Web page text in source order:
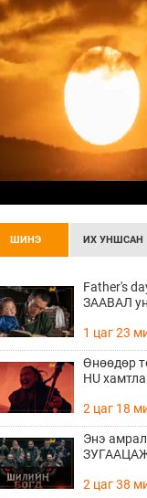
ШИНЭ ИХ УНШСАН
Father's
ЗААВАЛ
1 цаг 23
Өнөөдөр
HU
2 цаг 18
Энэ
2 цаг 38